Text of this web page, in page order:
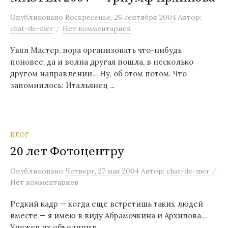
м
у
Опубликовано Воскресенье, 26 сентября 2004 Автор:
chat-de-mer / Нет комментариев
Увял Мастер, пора организовать что-нибудь
поновее, да и волна другая пошла, в несколько
другом направлении… Ну, об этом потом. Что
запомнилось: Итальянец ...
БЛОГ
20 лет Фотоцентру
Опубликовано Четверг, 27 мая 2004 Автор: chat-de-mer /
Нет комментариев
Редкий кадр — когда еще встретишь таких людей
вместе — я имею в виду Абрамочкина и Архипова…